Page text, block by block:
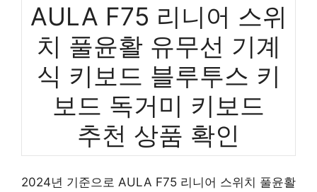
AULA F75 리니어 스위
치 풀윤활 유무선 기계
식 키보드 블루투스 키
보드 독거미 키보드
추천 상품 확인
2024년 기준으로 AULA F75 리니어 스위치 풀윤활